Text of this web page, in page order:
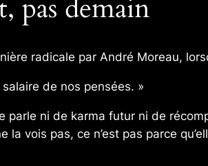
pas demain
radicale par André Moreau,
de nos pensées. »
parle ni de karma futur ni de
vois pas, ce n’est pas parce